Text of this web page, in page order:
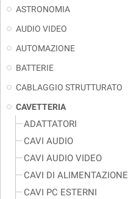
ASTRONOMIA
AUDIO VIDEO
AUTOMAZIONE
BATTERIE
CABLAGGIO STRUTTURATO
CAVETTERIA
ADATTATORI
CAVI AUDIO
CAVI AUDIO VIDEO
CAVI DI ALIMENTAZIONE
CAVI PC ESTERNI